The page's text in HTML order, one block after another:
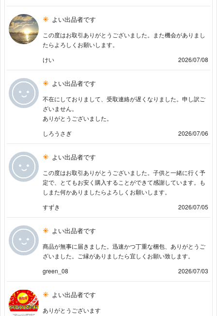
よい出品者です
この度はお取引ありがとうございました。また機会がありまし
たらよろしくお願いします。
けい
2026/07/08
よい出品者です
不在にしておりまして、受取連絡が遅くなりました。申し訳ご
ざいません。
ありがとうございました。
しろうさぎ
2026/07/06
よい出品者です
この度はお取引ありがとうございました。子供と一緒に行く予
定で、とてもお安く購入することができて感謝しています。も
しまた何かありましたらよろしくお願いします。
すずき
2026/07/05
よい出品者です
商品が無事に届きました。迅速かつ丁重な梱包、ありがとうご
ざいました。ご縁がありましたら宜しくお願い致します。
green_08
2026/07/03
よい出品者です
ありがとうございます